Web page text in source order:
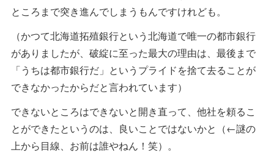
ところまで突き進んでしまうもんですけれども。
（かつて北海道拓殖銀行という北海道で唯一の都市銀行
がありましたが、破綻に至った最大の理由は、最後まで
「うちは都市銀行だ」というプライドを捨て去ることが
できなかったからだと言われています）
できないところはできないと開き直って、他社を頼るこ
とができたというのは、良いことではないかと（←謎の
上から目線、お前は誰やねん！笑）。